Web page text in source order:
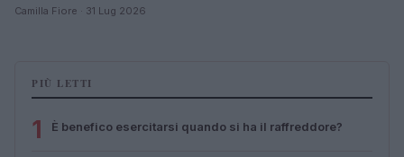
Camilla Fiore · 31 Lug 2026
PIÙ LETTI
1 È benefico esercitarsi quando si ha il raffreddore?